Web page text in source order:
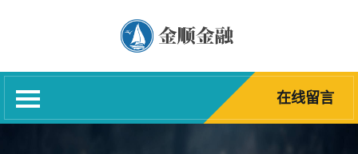
银行产品
贷款资讯
在线留言